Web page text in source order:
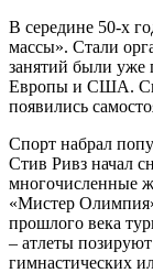
В середине 50-х
массы». Стали
занятий были уже
Европы и США.
появились
Спорт набрал
Стив Ривз начал
многочисленные
«Мистер
прошлого века
– атлеты
гимнастических